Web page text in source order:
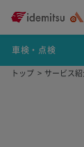
車検・点検
トップ サービス